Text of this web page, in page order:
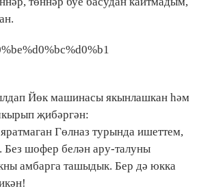
Йөк машинасы якынлашкан һәм
җибәргән:
Гөлназ турында ишеттем,
Без шофер белән ару-талуны
амбарга ташыдык. Бер дә юкка